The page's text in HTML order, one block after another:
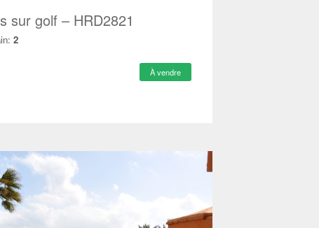
sur golf – HRD2821
2
À vendre